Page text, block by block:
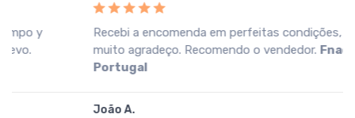
Recebi a encomenda em perfeitas condições, o que
muito agradeço. Recomendo o vendedor.Fnac